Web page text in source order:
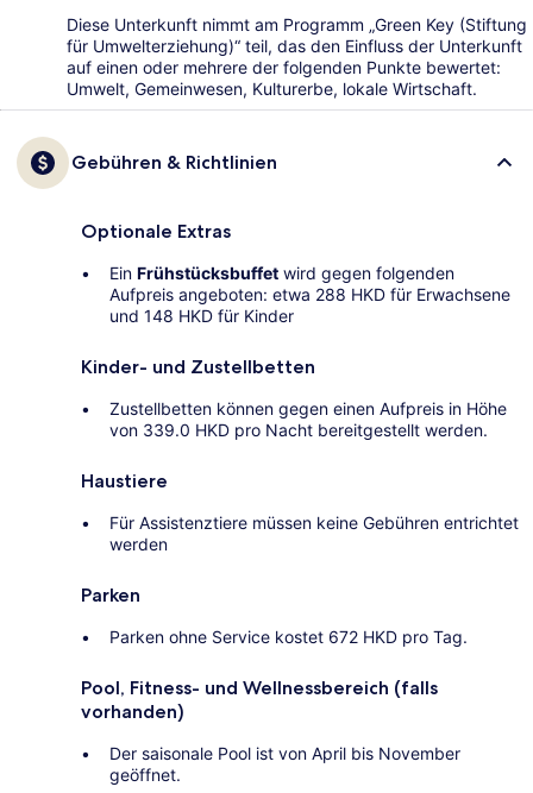
Diese Unterkunft nimmt am Programm „Green Key (Stiftung
für Umwelterziehung)“ teil, das den Einfluss der Unterkunft
auf einen oder mehrere der folgenden Punkte bewertet:
Umwelt, Gemeinwesen, Kulturerbe, lokale Wirtschaft.
Gebühren & Richtlinien
Optionale Extras
Ein Frühstücksbuffet wird gegen folgenden
Aufpreis angeboten: etwa 288 HKD für Erwachsene
und 148 HKD für Kinder
Kinder- und Zustellbetten
Zustellbetten können gegen einen Aufpreis in Höhe
von 339.0 HKD pro Nacht bereitgestellt werden.
Haustiere
Für Assistenztiere müssen keine Gebühren entrichtet
werden
Parken
Parken ohne Service kostet 672 HKD pro Tag.
Pool, Fitness- und Wellnessbereich (falls
vorhanden)
Der saisonale Pool ist von April bis November
geöffnet.